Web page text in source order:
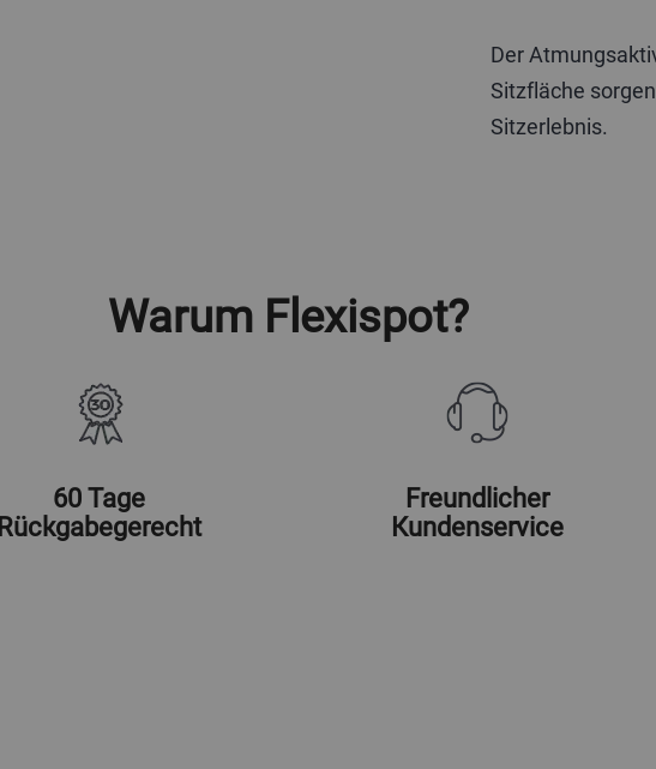
Der
Sitzfläche
Sitzerlebnis.
Warum Flexispot?
60 Tage
Rückgabegerecht
Freundlicher
Kundenservice